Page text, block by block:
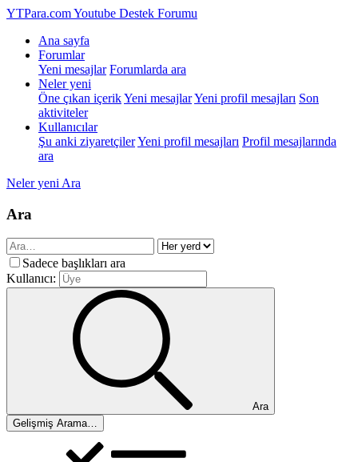
YTPara.comYoutube Destek Forumu
Ana sayfa
Forumlar
Yeni mesajlar Forumlarda ara
Neler yeni
Öne çıkan içerikYeni mesajlarYeni profil mesajları Son
aktiviteler
Kullanıcılar
Şu anki ziyaretçilerYeni profil mesajları Profil mesajlarında
ara
Neler yeni Ara
Ara
Sadece başlıkları ara
Kullanıcı:
Ara
Gelişmiş Arama…